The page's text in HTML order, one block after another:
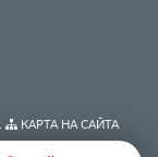
КАРТА НА САЙТА